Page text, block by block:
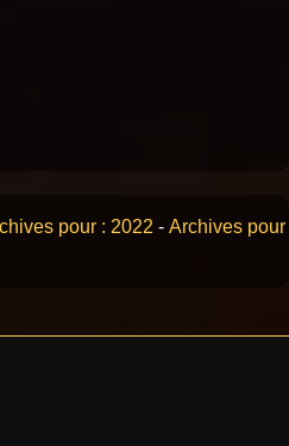
pour : 2022 - Archives pour